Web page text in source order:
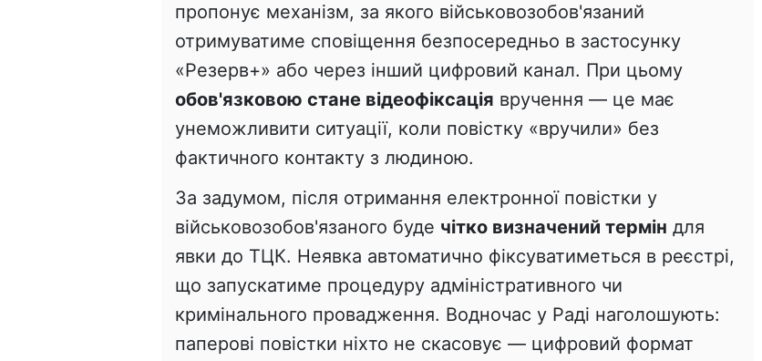
пропонує механізм, за якого військовозобов'язаний
отримуватиме сповіщення безпосередньо в застосунку
«Резерв+» або через інший цифровий канал. При цьому
обов'язковою стане відеофіксація вручення — це має
унеможливити ситуації, коли повістку «вручили» без
фактичного контакту з людиною.
За задумом, після отримання електронної повістки у
військовозобов'язаного буде чітко визначений термін для
явки до ТЦК. Неявка автоматично фіксуватиметься в реєстрі,
що запускатиме процедуру адміністративного чи
кримінального провадження. Водночас у Раді наголошують:
паперові повістки ніхто не скасовує — цифровий формат